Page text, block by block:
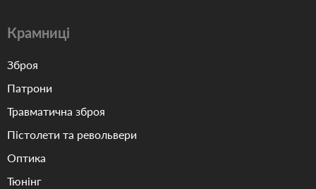
Крамниці
Зброя
Патрони
Травматична зброя
Пістолети та револьвери
Оптика
Тюнінг